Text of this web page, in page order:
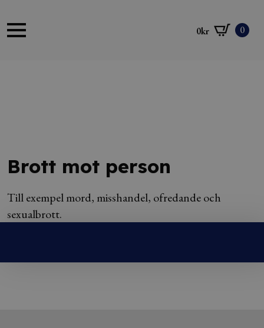
0kr 0
Brott mot person
Till exempel mord, misshandel, ofredande och
sexualbrott.